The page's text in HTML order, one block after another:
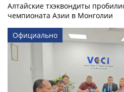
Алтайские тхэквондиты
чемпионата Азии в Монголии
Официально